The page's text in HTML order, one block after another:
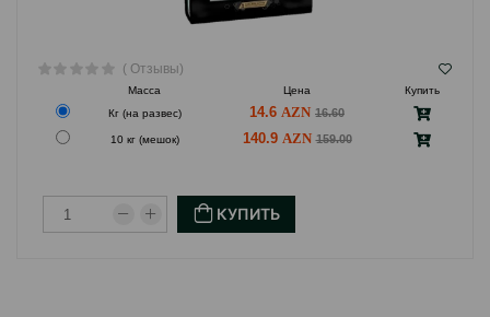
( Отзывы)
Масса Цена
Купить
Кг (на развес)
14.6 16.60
10 кг (мешок) 140.9 159.00
КУПИТЬ